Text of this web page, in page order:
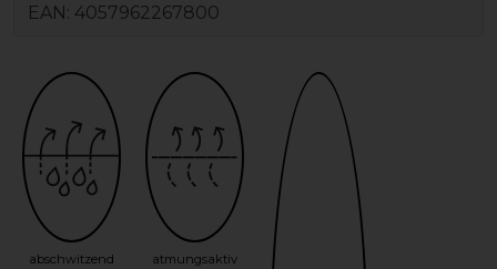
EAN: 4057962267800
abschwitzend atmungsaktiv